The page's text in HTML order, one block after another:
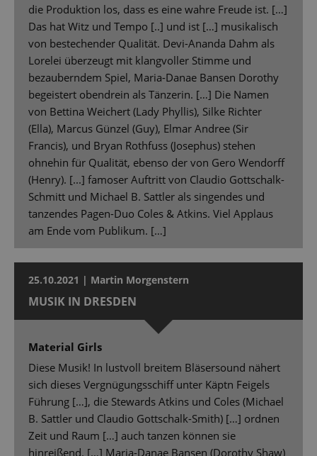
die Produktion los, dass es eine wahre Freude ist. […]
Das hat Witz und Tempo [..] und ist […] musikalisch
von bestechender Qualität. Devi-Ananda Dahm als
Lorelei überzeugt mit klangvoller Stimme und
bezauberndem Spiel, Maria-Danae Bansen Dorothy
begeistert obendrein als Tänzerin. […] Die Namen
von Bettina Weichert (Lady Phyllis), Silke Richter
(Ella), Marcus Günzel (Guy), Elmar Andree (Sir
Francis), und Bryan Rothfuss (Josephus) stehen
ohnehin für Qualität, ebenso der von Gero Wendorff
(Henry). [...] famoser Auftritt von Claudio Gottschalk-
Schmitt und Michael B. Sattler als singendes und
tanzendes Pagen-Duo Coles & Atkins. Viel Applaus
am Ende vom Publikum. […]
25.10.2021 | Martin Morgenstern
MUSIK IN DRESDEN
Material Girls
Diese Musik! In lustvoll breitem Bläsersound nähert
sich dieses Vergnügungsschiff unter Käptn Feigels
Führung […], die Stewards Atkins und Coles (Michael
B. Sattler und Claudio Gottschalk-Smith) […] ordnen
Zeit und Raum […] auch tanzen können sie
hinreißend. […] Maria-Danae Bansen (Dorothy Shaw)